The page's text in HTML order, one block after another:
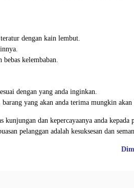
dengan kain lembut.
kelembaban.
dengan yang anda inginkan.
yang akan anda terima mungkin akan
kunjungan dan kepercayaanya anda
pelanggan adalah kesuksesan dan